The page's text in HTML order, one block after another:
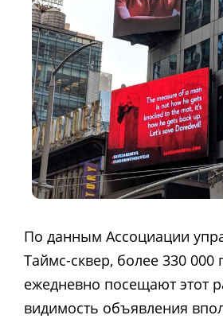
По данным Ассоциации
Таймс-сквер, более 330
ежедневно посещают этот
видимость объявления